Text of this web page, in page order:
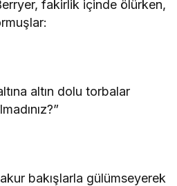
fakirlik içinde ölürken,
altın dolu torbalar
bakışlarla gülümseyerek